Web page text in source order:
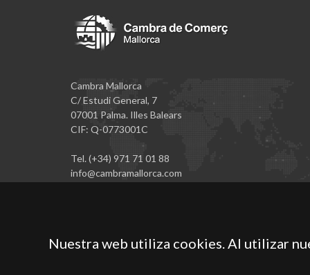
Cambra Mallorca
C/ Estudi General, 7
07001 Palma. Illes Balears
CIF: Q-0773001C
Tel. (+34) 971 71 01 88
info@cambramallorca.com
Nuestra web utiliza cookies. Al utilizar